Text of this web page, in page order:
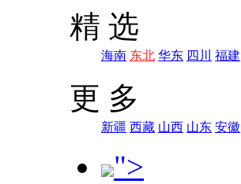
精 选
海南 东北 华东 四川 福建
更 多
新疆 西藏 山西 山东 安徽
">